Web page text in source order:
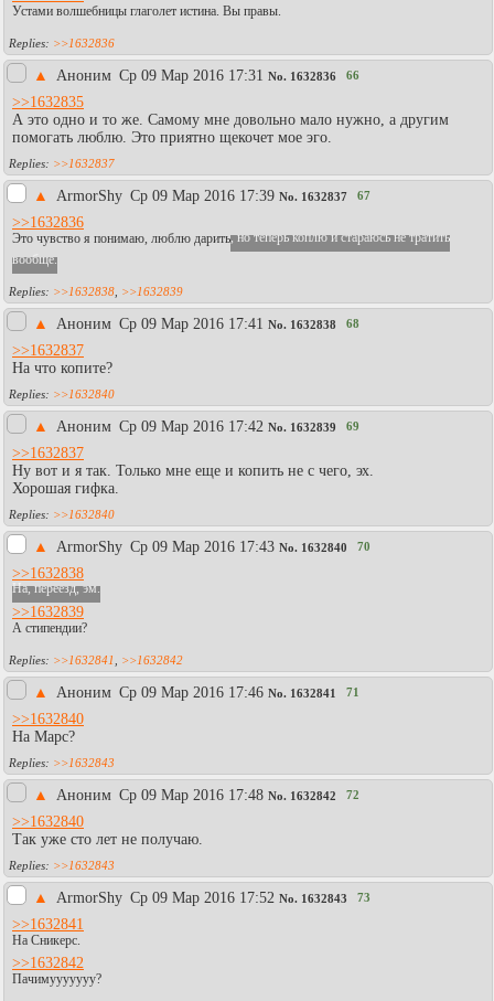
Устами волшебницы глаголет истина. Вы правы.
>>1632836
▲ Аноним Ср 09 Мар 2016 17:31 No. 1632836 66
>>1632835
А это одно и то же. Самому мне довольно мало нужно, а другим
помогать люблю. Это приятно щекочет мое эго.
>>1632837
▲ АrmоrShy Ср 09 Мар 2016 17:39 No. 1632837 67
>>1632836
Это чувство я понимаю, люблю дарить, но теперь коплю и стараюсь не тратить
вообще.
>>1632838 >>1632839
▲ Аноним Ср 09 Мар 2016 17:41 No. 1632838 68
>>1632837
На что копите?
>>1632840
▲ Аноним Ср 09 Мар 2016 17:42 No. 1632839 69
>>1632837
Ну вот и я так. Только мне еще и копить не с чего, эх.
Хорошая гифка.
>>1632840
▲ АrmоrShy Ср 09 Мар 2016 17:43 No. 1632840 70
>>1632838
На, переезд, эм.
>>1632839
А стипендии?
>>1632841 >>1632842
▲ Аноним Ср 09 Мар 2016 17:46 No. 1632841 71
>>1632840
На Марс?
>>1632843
▲ Аноним Ср 09 Мар 2016 17:48 No. 1632842 72
>>1632840
Так уже сто лет не получаю.
>>1632843
▲ АrmоrShy Ср 09 Мар 2016 17:52 No. 1632843 73
>>1632841
На Сникерс.
>>1632842
Пачимууууууу?